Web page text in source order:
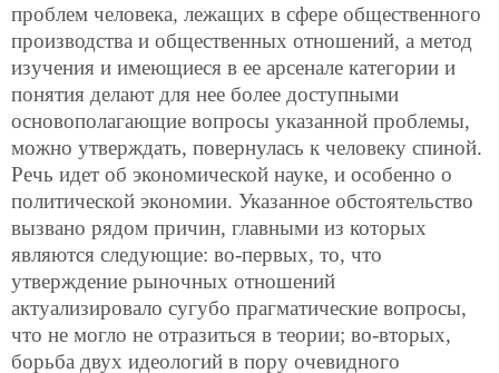
проблем человека, лежащих в сфере общественного
производства и общественных отношений, а метод
изучения и имеющиеся в ее арсенале категории и
понятия делают для нее более доступными
основополагающие вопросы указанной проблемы,
можно утверждать, повернулась к человеку спиной.
Речь идет об экономической науке, и особенно о
политической экономии. Указанное обстоятельство
вызвано рядом причин, главными из которых
являются следующие: во-первых, то, что
утверждение рыночных отношений
актуализировало сугубо прагматические вопросы,
что не могло не отразиться в теории; во-вторых,
борьба двух идеологий в пору очевидного